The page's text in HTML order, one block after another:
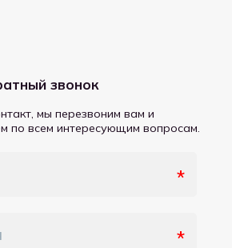
звонок
мы перезвоним вам и
по всем интересующим вопросам.